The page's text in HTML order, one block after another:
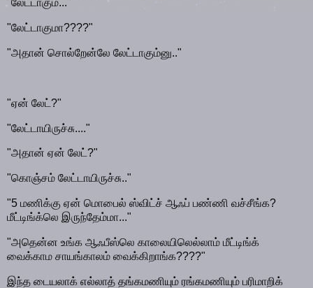
"லேட்டாகும்..."
"லேட்டாகுமா????"
"அதான் சொல்றேன்லே லேட்டாகும்னு.."
"ஏன் லேட்?"
"லேட்டாயிருச்சு...."
"அதான் ஏன் லேட்?"
"கொஞ்சம் லேட்டாயிருச்சு.."
"5 மணிக்கு ஏன் மொபைல் ஸ்விட்ச் ஆஃப் பண்ணி வச்சீங்க?
மீட்டிங்க்லெ இருந்தேம்மா..."
"அதென்ன உங்க ஆஃபீஸ்லெ காலையிலெல்லாம் மீட்டிங்க்
வைக்காம சாயங்காலம் வைக்கிறாங்க????"
இந்த டையலாக் எல்லாத் தங்கமணியும் ரங்கமணியும் பரிமாறிக்